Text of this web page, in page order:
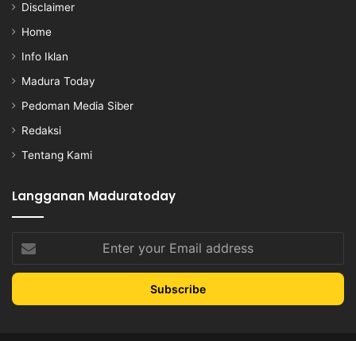
Disclaimer
Home
Info Iklan
Madura Today
Pedoman Media Siber
Redaksi
Tentang Kami
Langganan Maduratoday
Enter
your
Email